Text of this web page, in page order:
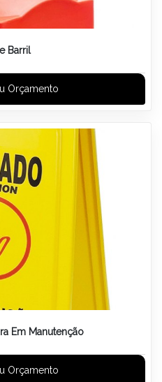
Barril
Orçamento
Em Manutenção
Orçamento